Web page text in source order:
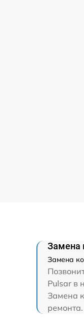
Замена
Замена
Pulsar в
Замена